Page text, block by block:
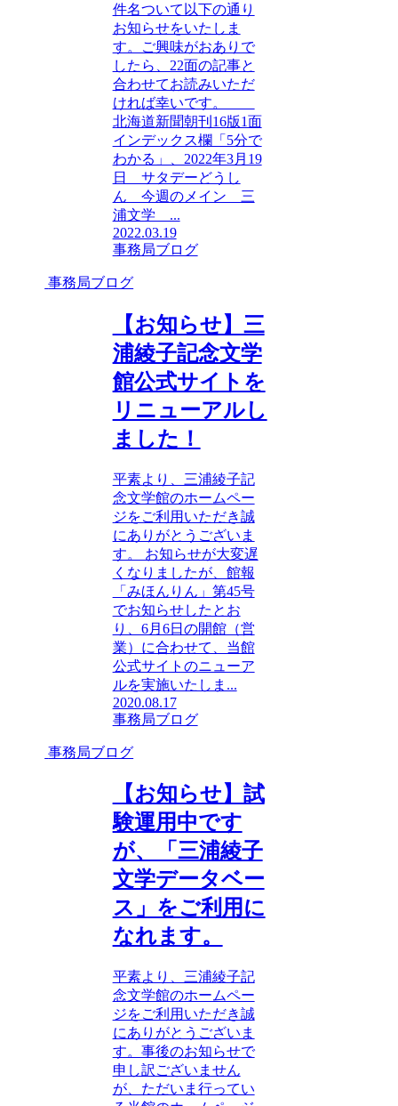
件名ついて以下の通り
お知らせをいたしま
す。ご興味がおありで
したら、22面の記事と
合わせてお読みいただ
ければ幸いです。
北海道新聞朝刊16版1面
インデックス欄「5分で
わかる」、2022年3月19
日 サタデーどうし
ん 今週のメイン 三
浦文学 ...
2022.03.19
事務局ブログ
事務局ブログ
【お知らせ】三
浦綾子記念文学
館公式サイトを
リニューアルし
ました！
平素より、三浦綾子記
念文学館のホームペー
ジをご利用いただき誠
にありがとうございま
す。 お知らせが大変遅
くなりましたが、館報
「みほんりん」第45号
でお知らせしたとお
り、6月6日の開館（営
業）に合わせて、当館
公式サイトのニューア
ルを実施いたしま...
2020.08.17
事務局ブログ
事務局ブログ
【お知らせ】試
験運用中です
が、「三浦綾子
文学データベー
ス」をご利用に
なれます。
平素より、三浦綾子記
念文学館のホームペー
ジをご利用いただき誠
にありがとうございま
す。事後のお知らせで
申し訳ございません
が、ただいま行ってい